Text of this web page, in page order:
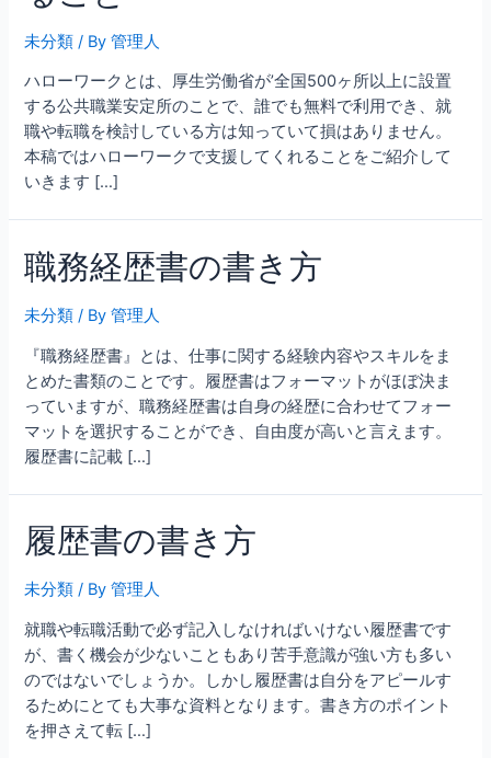
未分類 / By管理人
ハローワークとは、厚生労働省が’全国500ヶ所以上に設置
する公共職業安定所のことで、誰でも無料で利用でき、就
職や転職を検討している方は知っていて損はありません。
本稿ではハローワークで支援してくれることをご紹介して
いきます […]
職務経歴書の書き方
未分類 / By管理人
『職務経歴書』とは、仕事に関する経験内容やスキルをま
とめた書類のことです。履歴書はフォーマットがほぼ決ま
っていますが、職務経歴書は自身の経歴に合わせてフォー
マットを選択することができ、自由度が高いと言えます。
履歴書に記載 […]
履歴書の書き方
未分類 / By管理人
就職や転職活動で必ず記入しなければいけない履歴書です
が、書く機会が少ないこともあり苦手意識が強い方も多い
のではないでしょうか。しかし履歴書は自分をアピールす
るためにとても大事な資料となります。書き方のポイント
を押さえて転 […]